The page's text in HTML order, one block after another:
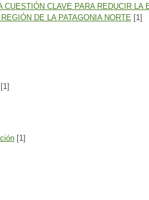
CUESTIÓN CLAVE PARA REDUCIR
DE LA PATAGONIA NORTE [1]
[1]
[1]